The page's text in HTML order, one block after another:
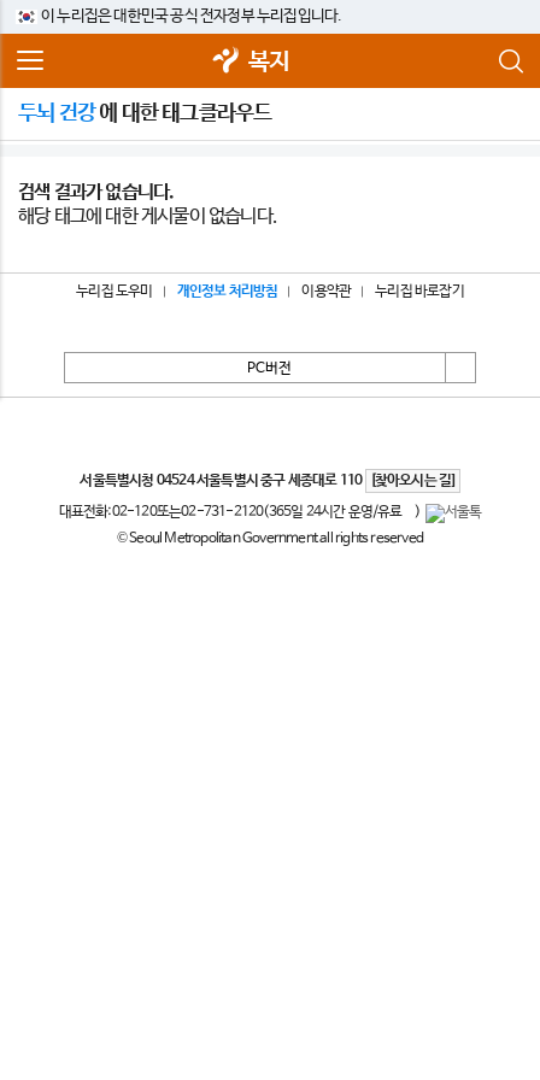
이 누리집은 대한민국 공식 전자정부 누리집입니다.
복지
두뇌 건강에 대한 태그클라우드
검색 결과가 없습니다.
해당 태그에 대한 게시물이 없습니다.
누리집 도우미 개인정보 처리방침 이용약관 누리집 바로잡기
PC버전
서울특별시청 04524 서울특별시 중구 세종대로 110
[찾아오시는 길]
대표전화:02-120또는02-731-2120(365일 24시간 운영/유료
)
© Seoul Metropolitan Government all rights reserved